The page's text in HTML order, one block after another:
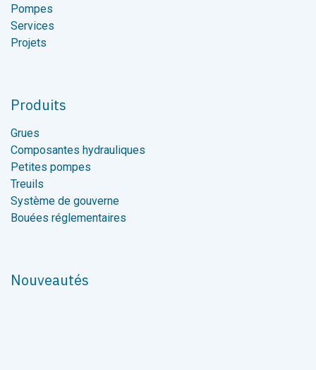
Pompes
Services
Projets
Produits
Grues
Composantes hydrauliques
Petites pompes
Treuils
Système de gouverne
Bouées réglementaires
Nouveautés